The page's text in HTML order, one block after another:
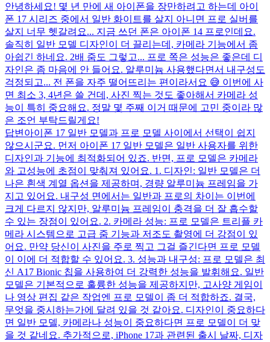
안녕하세요! 몇 년 만에 새 아이폰을 장만하려고 하는데 아이
폰 17 시리즈 중에서 일반 화이트를 살지 아니면 프로 실버를
살지 너무 헷갈려요... 지금 쓰던 폰은 아이폰 14 프로인데요.
솔직히 일반 모델 디자인이 더 끌리는데, 카메라 기능에서 좀
아쉽긴 하네요. 2배 줌도 그렇고... 프로 쪽은 성능은 좋은데 디
자인은 좀 마음에 안 들어요. 알루미늄 사용했다면서 내구성도
걱정되고... 전 폰을 자주 떨어뜨리는 편이라서요 😅 이번에 사
면 최소 3, 4년은 쓸 건데, 사진 찍는 것도 좋아해서 카메라 성
능이 특히 중요해요. 정말 몇 주째 이거 때문에 고민 중이라 많
은 조언 부탁드릴게요!
답변 아이폰 17 일반 모델과 프로 모델 사이에서 선택이 쉽지
않으시군요. 먼저 아이폰 17 일반 모델은 일반 사용자를 위한
디자인과 기능에 최적화되어 있죠. 반면, 프로 모델은 카메라
와 고성능에 초점이 맞춰져 있어요. 1. 디자인: 일반 모델은 더
나은 흰색 계열 옵션을 제공하며, 경량 알루미늄 프레임을 가
지고 있어요. 내구성 면에서는 일반과 프로의 차이는 이번에
크게 다르지 않지만, 알루미늄 프레임이 충격을 더 잘 흡수할
수 있는 장점이 있어요. 2. 카메라 성능: 프로 모델은 트리플 카
메라 시스템으로 고급 줌 기능과 저조도 촬영에 더 강점이 있
어요. 만약 당신이 사진을 주로 찍고 그걸 즐긴다면 프로 모델
이 이에 더 적합할 수 있어요. 3. 성능과 내구성: 프로 모델은 최
신 A17 Bionic 칩을 사용하여 더 강력한 성능을 발휘해요. 일반
모델은 기본적으로 훌륭한 성능을 제공하지만, 고사양 게임이
나 영상 편집 같은 작업엔 프로 모델이 좀 더 적합하죠. 결국,
무엇을 중시하는가에 달려 있을 것 같아요. 디자인이 중요하다
면 일반 모델, 카메라나 성능이 중요하다면 프로 모델이 더 맞
을 것 같네요. 추가적으로, iPhone 17과 관련된 출시 날짜, 디자